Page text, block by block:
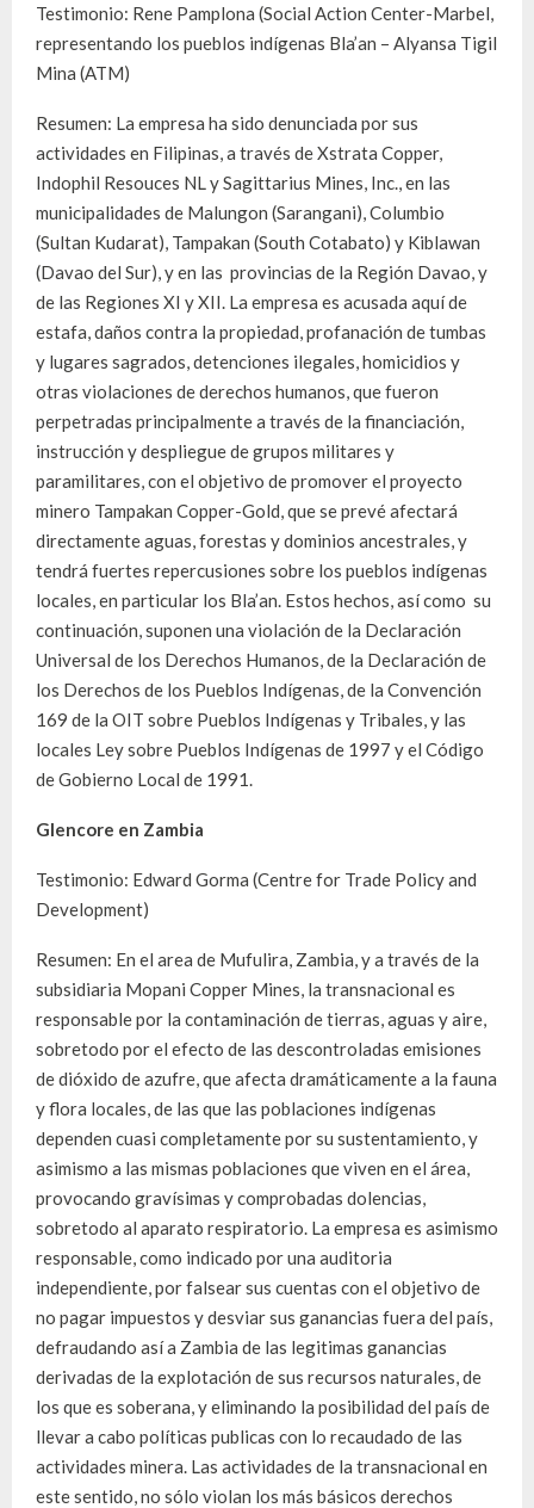
Testimonio: Rene Pamplona (Social Action Center-Marbel,
representando los pueblos indígenas Bla’an – Alyansa Tigil
Mina (ATM)
Resumen: La empresa ha sido denunciada por sus
actividades en Filipinas, a través de Xstrata Copper,
Indophil Resouces NL y Sagittarius Mines, Inc., en las
municipalidades de Malungon (Sarangani), Columbio
(Sultan Kudarat), Tampakan (South Cotabato) y Kiblawan
(Davao del Sur), y en las provincias de la Región Davao, y
de las Regiones XI y XII. La empresa es acusada aquí de
estafa, daños contra la propiedad, profanación de tumbas
y lugares sagrados, detenciones ilegales, homicidios y
otras violaciones de derechos humanos, que fueron
perpetradas principalmente a través de la financiación,
instrucción y despliegue de grupos militares y
paramilitares, con el objetivo de promover el proyecto
minero Tampakan Copper-Gold, que se prevé afectará
directamente aguas, forestas y dominios ancestrales, y
tendrá fuertes repercusiones sobre los pueblos indígenas
locales, en particular los Bla’an. Estos hechos, así como su
continuación, suponen una violación de la Declaración
Universal de los Derechos Humanos, de la Declaración de
los Derechos de los Pueblos Indígenas, de la Convención
169 de la OIT sobre Pueblos Indígenas y Tribales, y las
locales Ley sobre Pueblos Indígenas de 1997 y el Código
de Gobierno Local de 1991.
Glencore en Zambia
Testimonio: Edward Gorma (Centre for Trade Policy and
Development)
Resumen: En el area de Mufulira, Zambia, y a través de la
subsidiaria Mopani Copper Mines, la transnacional es
responsable por la contaminación de tierras, aguas y aire,
sobretodo por el efecto de las descontroladas emisiones
de dióxido de azufre, que afecta dramáticamente a la fauna
y flora locales, de las que las poblaciones indígenas
dependen cuasi completamente por su sustentamiento, y
asimismo a las mismas poblaciones que viven en el área,
provocando gravísimas y comprobadas dolencias,
sobretodo al aparato respiratorio. La empresa es asimismo
responsable, como indicado por una auditoria
independiente, por falsear sus cuentas con el objetivo de
no pagar impuestos y desviar sus ganancias fuera del país,
defraudando así a Zambia de las legitimas ganancias
derivadas de la explotación de sus recursos naturales, de
los que es soberana, y eliminando la posibilidad del país de
llevar a cabo políticas publicas con lo recaudado de las
actividades minera. Las actividades de la transnacional en
este sentido, no sólo violan los más básicos derechos